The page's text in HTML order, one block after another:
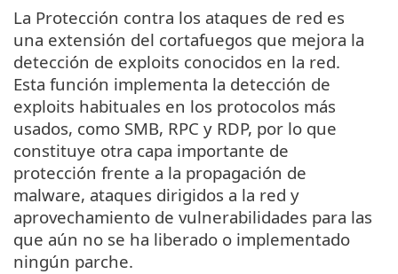
La Protección contra los ataques de red es
una extensión del cortafuegos que mejora la
detección de exploits conocidos en la red.
Esta función implementa la detección de
exploits habituales en los protocolos más
usados, como SMB, RPC y RDP, por lo que
constituye otra capa importante de
protección frente a la propagación de
malware, ataques dirigidos a la red y
aprovechamiento de vulnerabilidades para las
que aún no se ha liberado o implementado
ningún parche.